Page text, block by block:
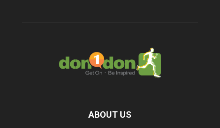
ABOUT US